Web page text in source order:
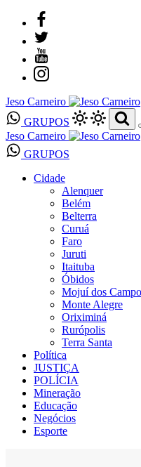
Jeso Carneiro
GRUPOS
Jeso Carneiro
GRUPOS
Cidade
Alenquer
Belém
Belterra
Curuá
Faro
Juruti
Itaituba
Óbidos
Mojuí dos
Monte Alegre
Oriximiná
Rurópolis
Terra Santa
Política
JUSTIÇA
POLÍCIA
Mineração
Educação
Negócios
Esporte